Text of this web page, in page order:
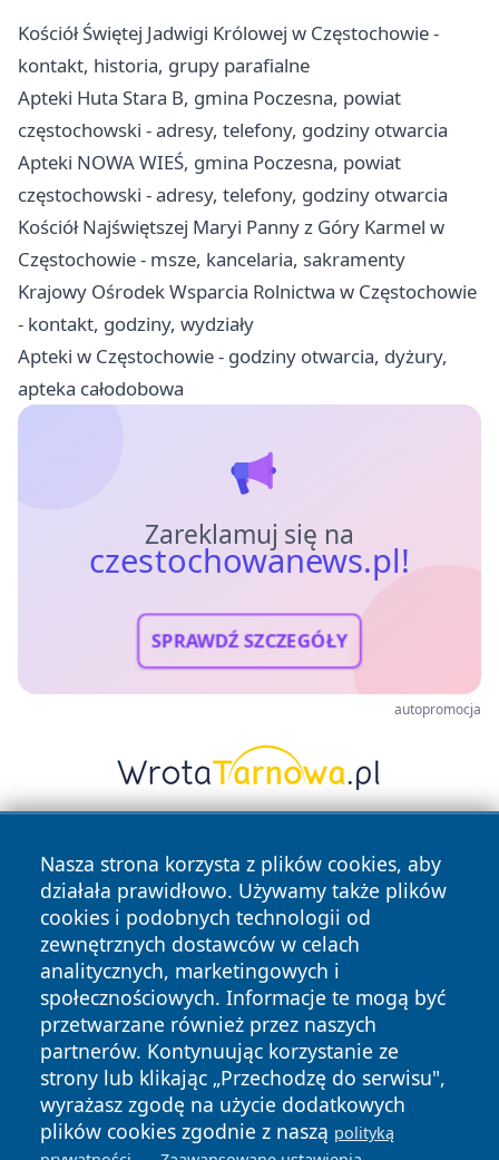
Kościół Świętej Jadwigi Królowej w Częstochowie -
kontakt, historia, grupy parafialne
Apteki Huta Stara B, gmina Poczesna, powiat
częstochowski - adresy, telefony, godziny otwarcia
Apteki NOWA WIEŚ, gmina Poczesna, powiat
częstochowski - adresy, telefony, godziny otwarcia
Kościół Najświętszej Maryi Panny z Góry Karmel w
Częstochowie - msze, kancelaria, sakramenty
Krajowy Ośrodek Wsparcia Rolnictwa w Częstochowie
- kontakt, godziny, wydziały
Apteki w Częstochowie - godziny otwarcia, dyżury,
apteka całodobowa
Zareklamuj się na
czestochowanews.pl!
SPRAWDŹ SZCZEGÓŁY
autopromocja
Nasza strona korzysta z plików cookies, aby
działała prawidłowo. Używamy także plików
cookies i podobnych technologii od
zewnętrznych dostawców w celach
analitycznych, marketingowych i
społecznościowych. Informacje te mogą być
przetwarzane również przez naszych
partnerów. Kontynuując korzystanie ze
strony lub klikając „Przechodzę do serwisu",
wyrażasz zgodę na użycie dodatkowych
plików cookies zgodnie z naszą polityką
Copyright © 2026 czestochowanews.pl Wszystkie prawa
zastrzeżone.
News Autorzy
Polityka
Prywatności
Polityka
Cookies
cześć